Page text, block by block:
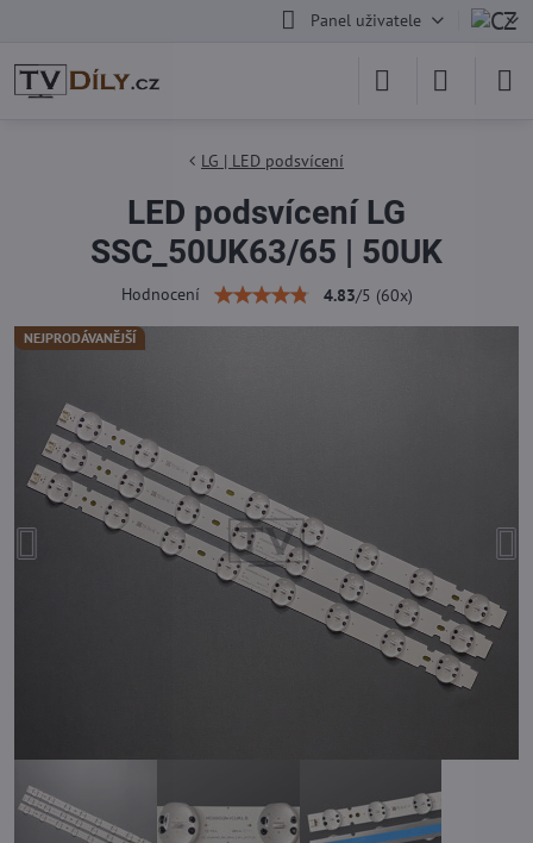
Panel uživatele
NEJPRODÁVANĚJŠÍ
LG | LED podsvícení
LED podsvícení LG
SSC_50UK63/65 | 50UK
Hodnocení 4.83/5 (60x)